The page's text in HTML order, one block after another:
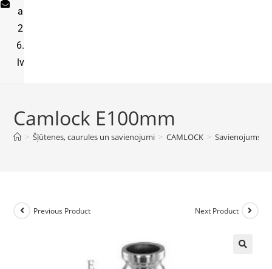
a
2
6.
lv
Camlock E100mm
> Šļūtenes, caurules un savienojumi > CAMLOCK > Savienojums E
Previous Product Next Product